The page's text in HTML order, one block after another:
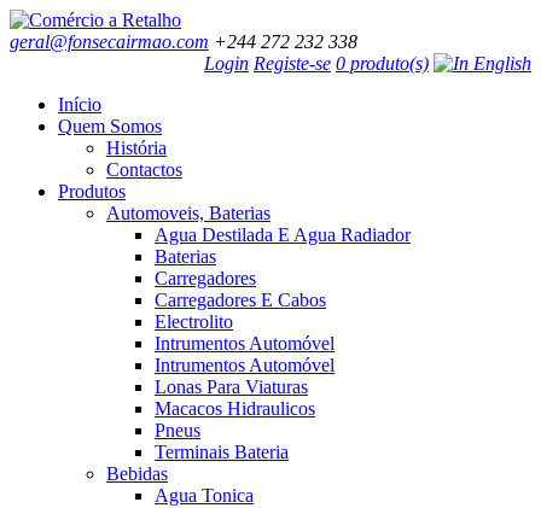
geral@fonsecairmao.com +244 272 232 338
Login Registe-se 0 produto(s)
Início
Quem Somos
História
Contactos
Produtos
Automoveis, Baterias
Agua Destilada E Agua Radiador
Baterias
Carregadores
Carregadores E Cabos
Electrolito
Intrumentos Automóvel
Intrumentos Automóvel
Lonas Para Viaturas
Macacos Hidraulicos
Pneus
Terminais Bateria
Bebidas
Agua Tonica